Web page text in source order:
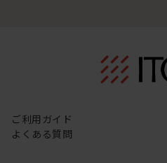
ご利用ガイド
よくある質問